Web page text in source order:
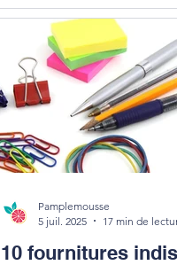
10 fournitures
Pamplemousse
5 juil. 2025
17 min de